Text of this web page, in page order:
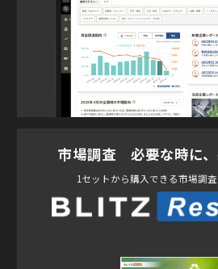
市場調査 必要な時に
1セットから購入できる市場調